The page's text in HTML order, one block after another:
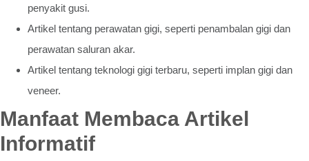
penyakit gusi.
Artikel tentang perawatan gigi, seperti penambalan gigi dan
perawatan saluran akar.
Artikel tentang teknologi gigi terbaru, seperti implan gigi dan
veneer.
Manfaat Membaca Artikel
Informatif